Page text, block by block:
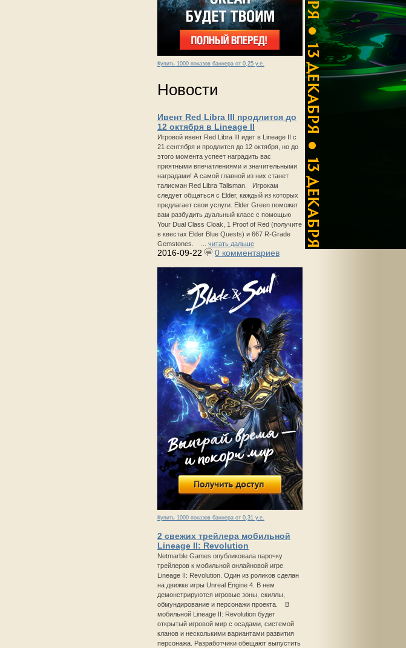
Купить 1000 показов баннера от 0,25 у.е.
Новости
Ивент Red Libra III продлится до
12 октября в Lineage II
Игровой ивент Red Libra III идет в Lineage II с
21 сентября и продлится до 12 октября, но до
этого момента успеет наградить вас
приятными впечатлениями и значительными
наградами! А самой главной из них станет
талисман Red Libra Talisman. Игрокам
следует общаться с Elder, каждый из которых
предлагает свои услуги. Elder Green поможет
вам разбудить дуальный класс с помощью
Your Dual Class Cloak, 1 Proof of Red (получите
в квестах Elder Blue Quests) и 667 R-Grade
Gemstones. ... читать дальше
2016-09-22 0 комментариев
Купить 1000 показов баннера от 0,31 у.е.
2 свежих трейлера мобильной
Lineage II: Revolution
Netmarble Games опубликовала парочку
трейлеров к мобильной онлайновой игре
Lineage II: Revolution. Один из роликов сделан
на движке игры Unreal Engine 4. В нем
демонстрируются игровые зоны, скиллы,
обмундирование и персонажи проекта. В
мобильной Lineage II: Revolution будет
открытый игровой мир с осадами, системой
кланов и несколькими вариантами развития
персонажа. Разработчики обещают выпустить